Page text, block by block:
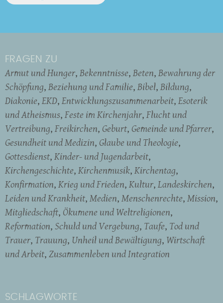
FRAGEN ZU
Armut und Hunger Bekenntnisse Beten Bewahrung der
Schöpfung Beziehung und Familie Bibel Bildung
Diakonie EKD Entwicklungszusammenarbeit Esoterik
und Atheismus Feste im Kirchenjahr Flucht und
Vertreibung Freikirchen Geburt Gemeinde und Pfarrer
Gesundheit und Medizin Glaube und Theologie
Gottesdienst Kinder- und Jugendarbeit
Kirchengeschichte Kirchenmusik Kirchentag
Konfirmation Krieg und Frieden Kultur Landeskirchen
Leiden und Krankheit Medien Menschenrechte Mission
Mitgliedschaft Ökumene und Weltreligionen
Reformation Schuld und Vergebung Taufe Tod und
Trauer Trauung Unheil und Bewältigung Wirtschaft
und Arbeit Zusammenleben und Integration
SCHLAGWORTE